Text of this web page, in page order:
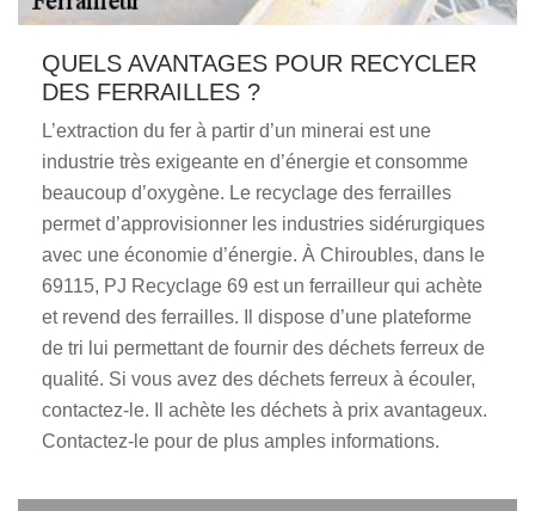
QUELS AVANTAGES POUR RECYCLER
DES FERRAILLES ?
L’extraction du fer à partir d’un minerai est une
industrie très exigeante en d’énergie et consomme
beaucoup d’oxygène. Le recyclage des ferrailles
permet d’approvisionner les industries sidérurgiques
avec une économie d’énergie. À Chiroubles, dans le
69115, PJ Recyclage 69 est un ferrailleur qui achète
et revend des ferrailles. Il dispose d’une plateforme
de tri lui permettant de fournir des déchets ferreux de
qualité. Si vous avez des déchets ferreux à écouler,
contactez-le. Il achète les déchets à prix avantageux.
Contactez-le pour de plus amples informations.